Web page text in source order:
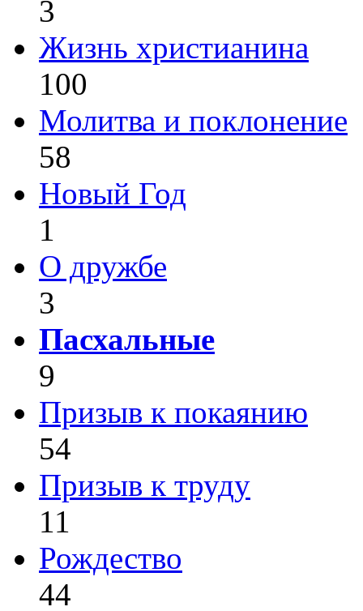
3
Жизнь христианина
100
Молитва и поклонение
58
Новый Год
1
О дружбе
3
Пасхальные
9
Призыв к покаянию
54
Призыв к труду
11
Рождество
44